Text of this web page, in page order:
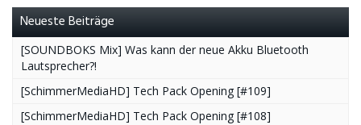
Neueste Beiträge
[SOUNDBOKS Mix] Was kann der neue Akku Bluetooth
Lautsprecher?!
[SchimmerMediaHD] Tech Pack Opening [#109]
[SchimmerMediaHD] Tech Pack Opening [#108]